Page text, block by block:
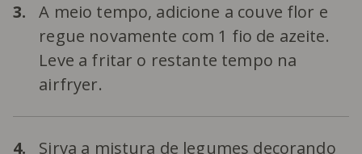
3.
A meio tempo, adicione a couve flor e
regue novamente com 1 fio de azeite.
Leve a fritar o restante tempo na
airfryer.
4.
Sirva a mistura de legumes decorando